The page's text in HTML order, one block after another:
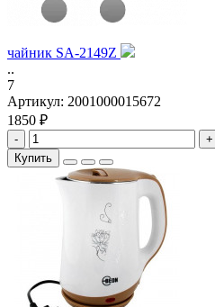
чайник SA-2149Z
..
7
Артикул: 2001000015672
1850 ₽
-
+
Купить